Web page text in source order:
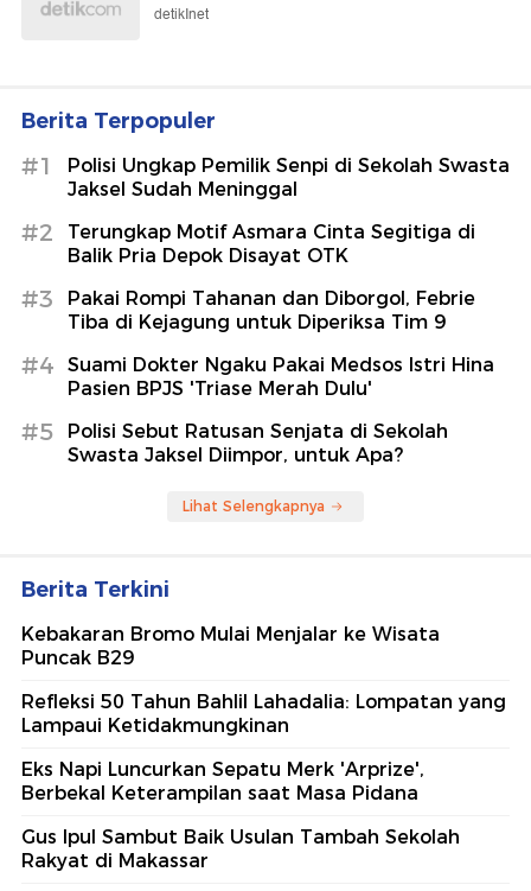
detikInet
Berita Terpopuler
#1
Polisi Ungkap Pemilik Senpi di Sekolah Swasta
Jaksel Sudah Meninggal
#2
Terungkap Motif Asmara Cinta Segitiga di
Balik Pria Depok Disayat OTK
#3
Pakai Rompi Tahanan dan Diborgol, Febrie
Tiba di Kejagung untuk Diperiksa Tim 9
#4
Suami Dokter Ngaku Pakai Medsos Istri Hina
Pasien BPJS 'Triase Merah Dulu'
#5
Polisi Sebut Ratusan Senjata di Sekolah
Swasta Jaksel Diimpor, untuk Apa?
Lihat Selengkapnya
Berita Terkini
Kebakaran Bromo Mulai Menjalar ke Wisata
Puncak B29
Refleksi 50 Tahun Bahlil Lahadalia: Lompatan yang
Lampaui Ketidakmungkinan
Eks Napi Luncurkan Sepatu Merk 'Arprize',
Berbekal Keterampilan saat Masa Pidana
Gus Ipul Sambut Baik Usulan Tambah Sekolah
Rakyat di Makassar